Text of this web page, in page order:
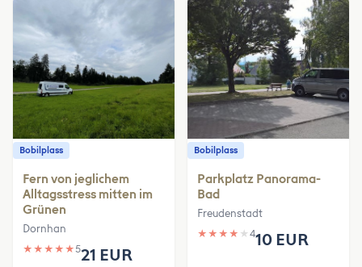
Bobilplass
Fern von jeglichem
Alltagsstress mitten im
Grünen
Dornhan
★ ★ ★ ★ ★521 EUR
Bobilplass
Parkplatz Panorama-
Bad
Freudenstadt
★ ★ ★ ★ ★ 410 EUR